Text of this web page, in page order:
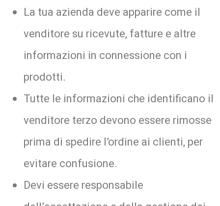
La tua azienda deve apparire come il
venditore su ricevute, fatture e altre
informazioni in connessione con i
prodotti.
Tutte le informazioni che identificano il
venditore terzo devono essere rimosse
prima di spedire l’ordine ai clienti, per
evitare confusione.
Devi essere responsabile